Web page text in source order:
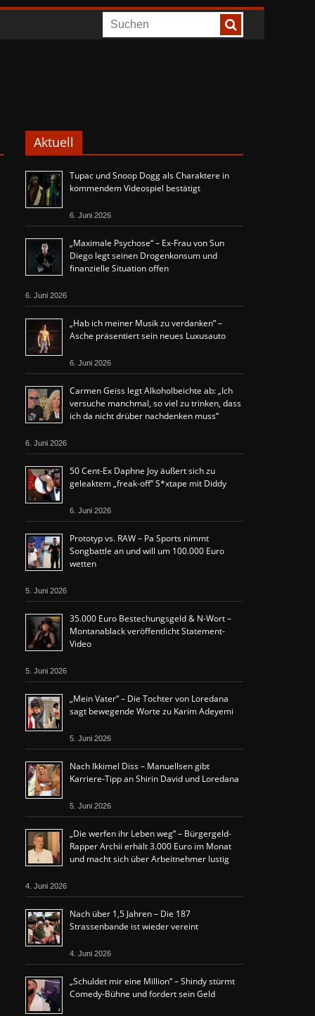
Aktuell
Tupac und Snoop Dogg als Charaktere in
kommendem Videospiel bestätigt
6. Juni 2026
„Maximale Psychose“ – Ex-Frau von Sun
Diego legt seinen Drogenkonsum und
finanzielle Situation offen
6. Juni 2026
„Hab ich meiner Musik zu verdanken“ –
Asche präsentiert sein neues Luxusauto
6. Juni 2026
Carmen Geiss legt Alkoholbeichte ab: „Ich
versuche manchmal, so viel zu trinken, dass
ich da nicht drüber nachdenken muss“
6. Juni 2026
50 Cent-Ex Daphne Joy äußert sich zu
geleaktem „freak-off“ S*xtape mit Diddy
6. Juni 2026
Prototyp vs. RAW – Pa Sports nimmt
Songbattle an und will um 100.000 Euro
wetten
5. Juni 2026
35.000 Euro Bestechungsgeld & N-Wort –
Montanablack veröffentlicht Statement-
Video
5. Juni 2026
„Mein Vater“ – Die Tochter von Loredana
sagt bewegende Worte zu Karim Adeyemi
5. Juni 2026
Nach Ikkimel Diss – Manuellsen gibt
Karriere-Tipp an Shirin David und Loredana
5. Juni 2026
„Die werfen ihr Leben weg“ – Bürgergeld-
Rapper Archii erhält 3.000 Euro im Monat
und macht sich über Arbeitnehmer lustig
4. Juni 2026
Nach über 1,5 Jahren – Die 187
Strassenbande ist wieder vereint
4. Juni 2026
„Schuldet mir eine Million“ – Shindy stürmt
Comedy-Bühne und fordert sein Geld